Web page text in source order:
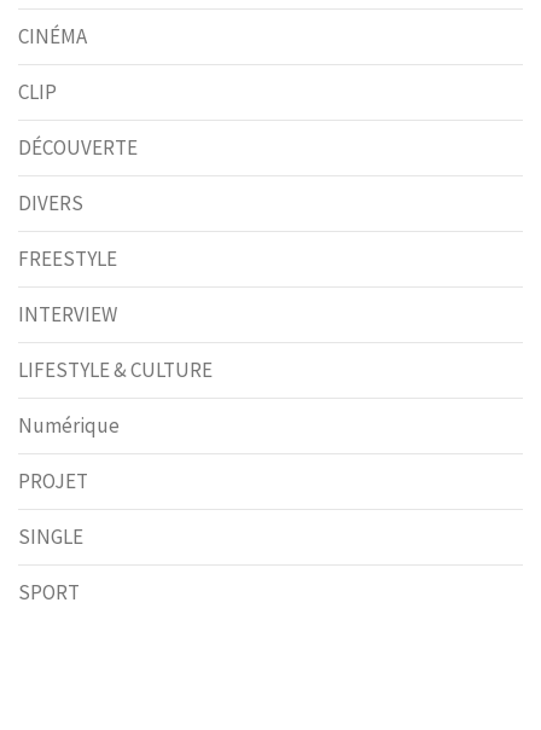
CINÉMA
CLIP
DÉCOUVERTE
DIVERS
FREESTYLE
INTERVIEW
LIFESTYLE & CULTURE
Numérique
PROJET
SINGLE
SPORT